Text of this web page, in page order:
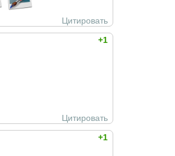
Цитировать
+1
Цитировать
+1